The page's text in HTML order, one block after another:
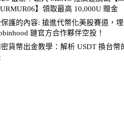
】領取最高 10,000U 贈金
保護的內容: 搶進代幣化美股賽道，
鏈官方合作夥伴空投！
貨幣出金教學：解析 USDT 換台幣